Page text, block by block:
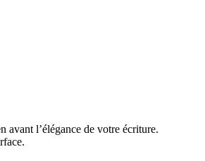
avant l’élégance de votre écriture.